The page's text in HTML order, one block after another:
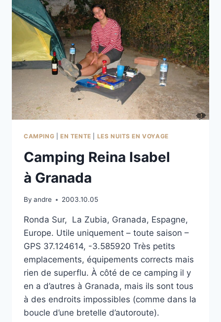
CAMPING EN TENTE LES NUITS EN VOYAGE
Camping Reina Isabel
à Granada
By andre 2003.10.05
Ronda Sur, La Zubia, Granada, Espagne,
Europe. Utile uniquement – toute saison –
GPS 37.124614, -3.585920 Très petits
emplacements, équipements corrects mais
rien de superflu. À côté de ce camping il y
en a d’autres à Granada, mais ils sont tous
à des endroits impossibles (comme dans la
boucle d’une bretelle d’autoroute).